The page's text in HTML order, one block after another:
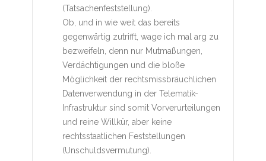
(Tatsachenfeststellung).
Ob, und in wie weit das bereits
gegenwärtig zutrifft, wage ich mal arg zu
bezweifeln, denn nur Mutmaßungen,
Verdächtigungen und die bloße
Möglichkeit der rechtsmissbräuchlichen
Datenverwendung in der Telematik-
Infrastruktur sind somit Vorverurteilungen
und reine Willkür, aber keine
rechtsstaatlichen Feststellungen
(Unschuldsvermutung).